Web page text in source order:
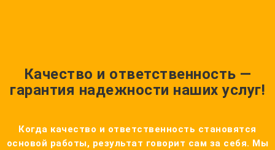
Качество и ответственность —
гарантия надежности наших услуг!
Когда качество и ответственность становятся
основой работы, результат говорит сам за себя. Мы